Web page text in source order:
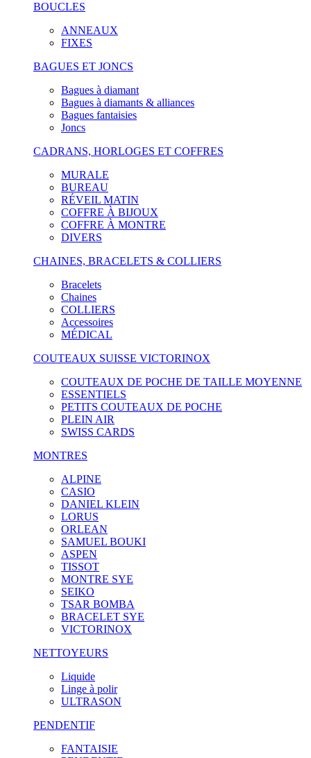
BOUCLES
ANNEAUX
FIXES
BAGUES ET JONCS
Bagues à diamant
Bagues à diamants & alliances
Bagues fantaisies
Joncs
CADRANS, HORLOGES ET COFFRES
MURALE
BUREAU
RÉVEIL MATIN
COFFRE À BIJOUX
COFFRE À MONTRE
DIVERS
CHAINES, BRACELETS & COLLIERS
Bracelets
Chaines
COLLIERS
Accessoires
MÉDICAL
COUTEAUX SUISSE VICTORINOX
COUTEAUX DE POCHE DE TAILLE MOYENNE
ESSENTIELS
PETITS COUTEAUX DE POCHE
PLEIN AIR
SWISS CARDS
MONTRES
ALPINE
CASIO
DANIEL KLEIN
LORUS
ORLEAN
SAMUEL BOUKI
ASPEN
TISSOT
MONTRE SYE
SEIKO
TSAR BOMBA
BRACELET SYE
VICTORINOX
NETTOYEURS
Liquide
Linge à polir
ULTRASON
PENDENTIF
FANTAISIE